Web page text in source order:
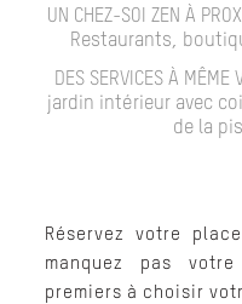
UN CHEZ-SOI ZEN À
Restaurants,
DES SERVICES À
jardin intérieur avec
de la
Réservez votre
manquez pas
premiers à choisir